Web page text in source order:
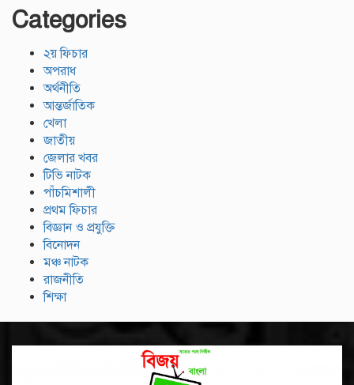
Categories
২য় ফিচার
অপরাধ
অর্থনীতি
আন্তর্জাতিক
খেলা
জাতীয়
জেলার খবর
টিভি নাটক
পাঁচমিশালী
প্রথম ফিচার
বিজ্ঞান ও প্রযুক্তি
বিনোদন
মঞ্চ নাটক
রাজনীতি
শিক্ষা